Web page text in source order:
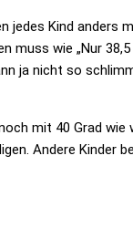
jedes Kind anders
muss wie „Nur
ja nicht so
mit 40 Grad wie
Andere Kinder